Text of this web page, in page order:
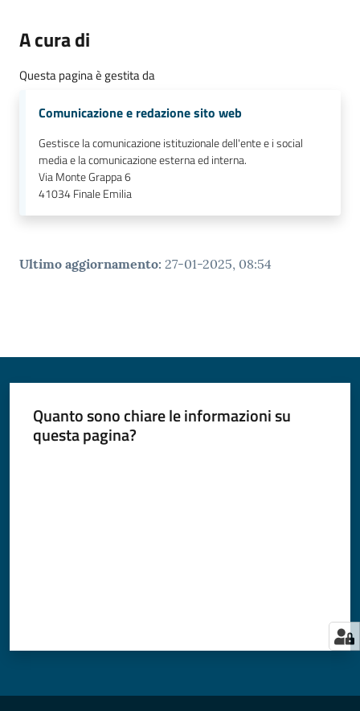
argomenti...
Seguici
A cura di
Questa pagina è gestita da
Comunicazione e redazione sito web
Gestisce la comunicazione istituzionale dell'ente e i social
media e la comunicazione esterna ed interna.
Via Monte Grappa 6
41034Finale Emilia
Ultimo aggiornamento: 27-01-2025, 08:54
Quanto sono chiare le informazioni su
questa pagina?